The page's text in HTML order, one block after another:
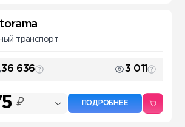
транспорт
36 636 3 011
₽ ПОДРОБНЕЕ